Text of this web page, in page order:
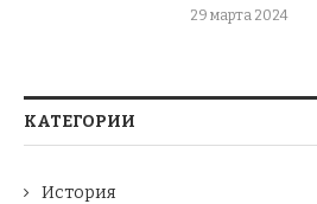
29 марта 2024
КАТЕГОРИИ
История